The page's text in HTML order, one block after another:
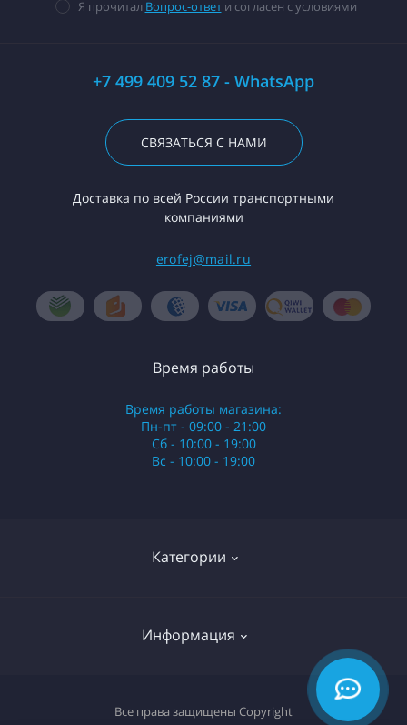
Я прочитал Вопрос-ответи согласен с условиями
+7 499 409 52 87 - WhatsApp
СВЯЗАТЬСЯ С НАМИ
Доставка по всей России транспортными
компаниями
erofej@mail.ru
Категории
Информация
Время работы
Время работы магазина:
Пн-пт - 09:00 - 21:00
Сб - 10:00 - 19:00
Вс - 10:00 - 19:00
Все права защищены Copyright